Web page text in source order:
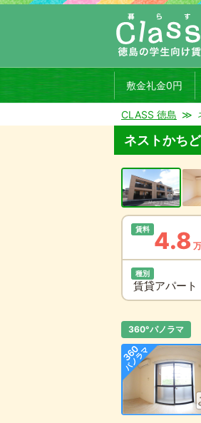
敷金礼金0円
CLASS 徳島
ネストかち
賃料 4.8
種別
賃貸アパート
360°パノラマ